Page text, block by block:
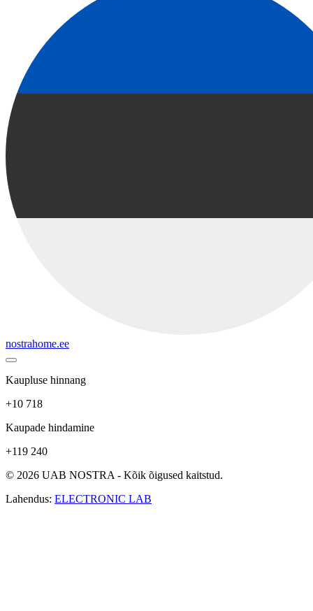
nostrahome.ee
Kaupluse hinnang
+10 718
Kaupade hindamine
+119 240
© 2026 UAB NOSTRA - Kõik õigused kaitstud.
Lahendus: ELECTRONIC LAB